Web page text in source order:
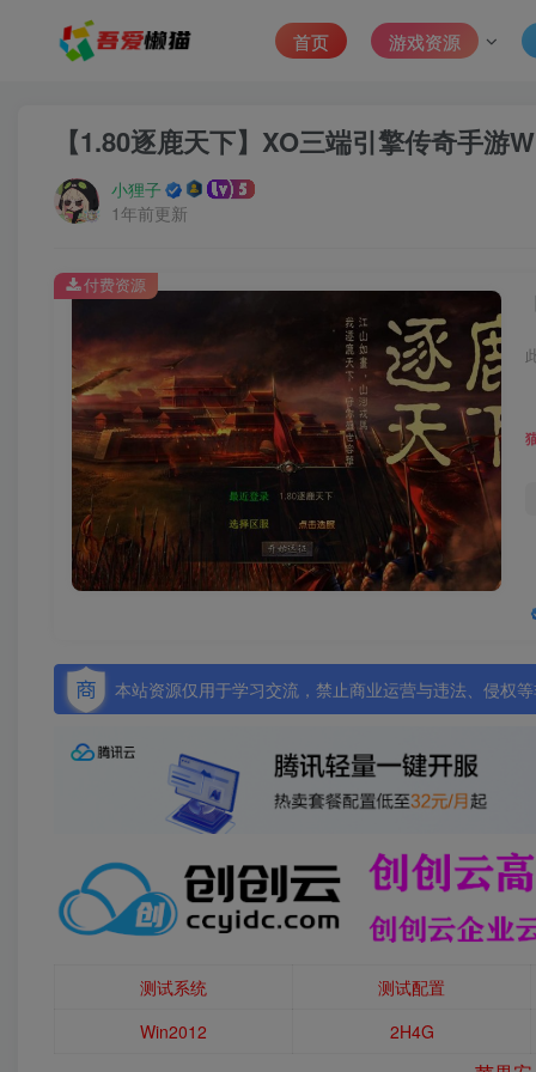
首页 游戏资源
【1.80逐鹿天下】XO三端引擎传奇手
小狸子
1年前更新
付费资源
本站资源仅用于学习交流，禁止商业运营与违法、侵权
测试系统
测试配置
Win2012
2H4G